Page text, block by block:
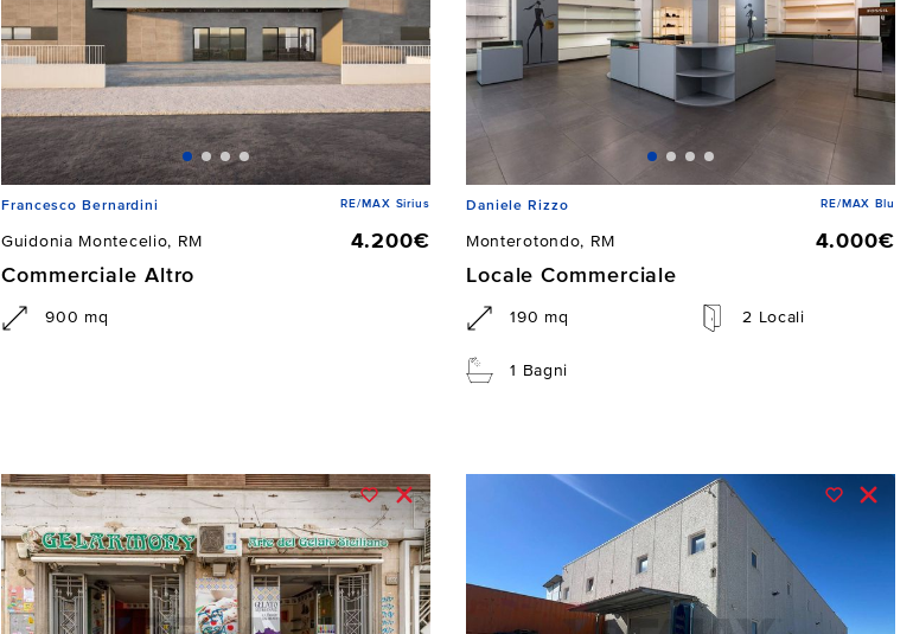
Francesco Bernardini RE/MAX Sirius
Guidonia Montecelio, RM
4.200€
Commerciale Altro
900 mq
Daniele Rizzo RE/MAX Blu
Monterotondo, RM
4.000€
Locale Commerciale
190 mq 2 Locali
1 Bagni